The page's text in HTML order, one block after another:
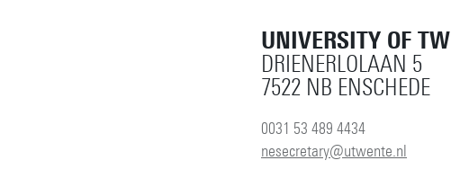
UNIVERSITY OF
DRIENERLOLAAN 5
7522 NB ENSCHEDE
0031 53 489 4434
nesecretary@utwente.nl